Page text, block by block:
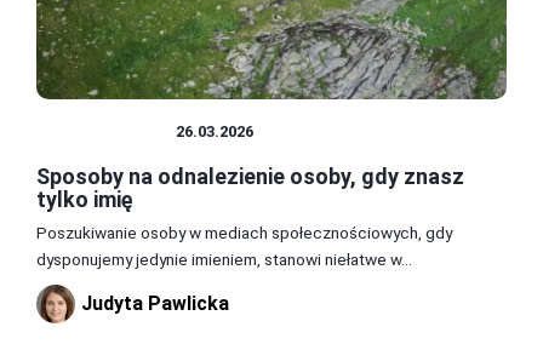
26.03.2026
Sposoby na odnalezienie osoby, gdy znasz
tylko imię
Poszukiwanie osoby w mediach społecznościowych, gdy
dysponujemy jedynie imieniem, stanowi niełatwe w...
Judyta Pawlicka